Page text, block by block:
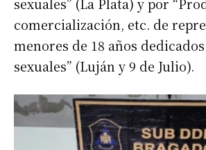
sexuales” (La Plata) y por
comercialización, etc. de
menores de 18 años
sexuales” (Luján y 9 de Julio).